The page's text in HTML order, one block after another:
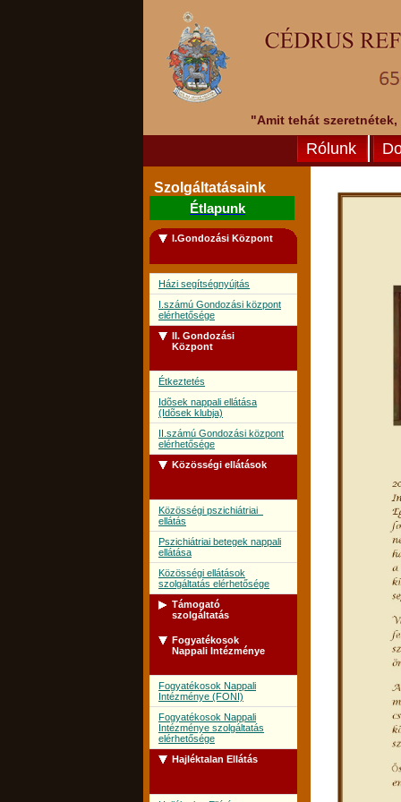
"Amit tehát
Rólunk
Szolgáltatásaink
Étlapunk
I.Gondozási Központ
Házi segítségnyújtás
I.számú Gondozási központ
elérhetősége
II. Gondozási
Központ
Étkeztetés
Idõsek nappali ellátása
(Idõsek klubja)
II.számú Gondozási központ
elérhetősége
Közösségi ellátások
Közösségi pszichiátriai
ellátás
Pszichiátriai betegek nappali
ellátása
Közösségi ellátások
szolgáltatás elérhetősége
Támogató
szolgáltatás
Támogató szolgálat
szolgáltatás elérhetősége
Fogyatékosok
Nappali Intézménye
Fogyatékosok Nappali
Intézménye (FONI)
Fogyatékosok Nappali
Intézménye szolgáltatás
elérhetősége
Hajléktalan Ellátás